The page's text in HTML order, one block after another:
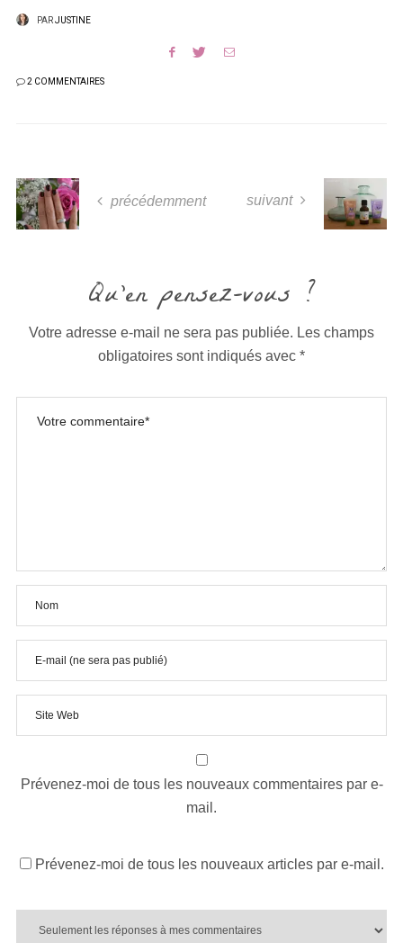
PARJUSTINE
2 COMMENTAIRES
précédemment suivant
Qu'en pensez-vous ?
Votre adresse e-mail ne sera pas publiée. Les champs
obligatoires sont indiqués avec *
Prévenez-moi de tous les nouveaux commentaires par e-
mail.
Prévenez-moi de tous les nouveaux articles par e-mail.